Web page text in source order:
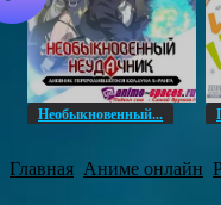
Необыкновенный...
Главная Аниме онлайн